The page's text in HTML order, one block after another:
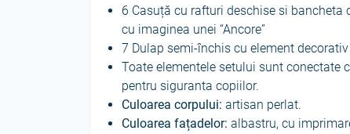
6 Casuță cu rafturi deschise si
cu imaginea unei “Ancore”
7 Dulap semi-închis cu element decorativ
Toate elementele setului sunt conectate
pentru siguranta copiilor.
Culoarea corpului: artisan perlat.
Culoarea fațadelor: albastru, cu